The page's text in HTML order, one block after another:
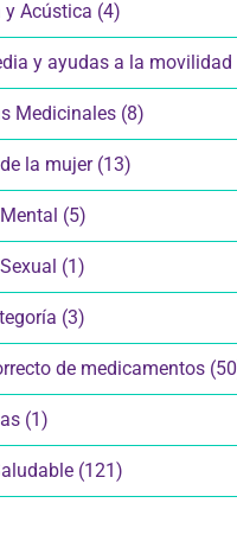
y ayudas a la movilidad
Medicinales (8)
la mujer (13)
(5)
(1)
(3)
de medicamentos
(1)
(121)